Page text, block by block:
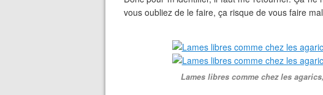
vous oubliez de le faire, ça risque de vous faire
Lames libres comme chez les